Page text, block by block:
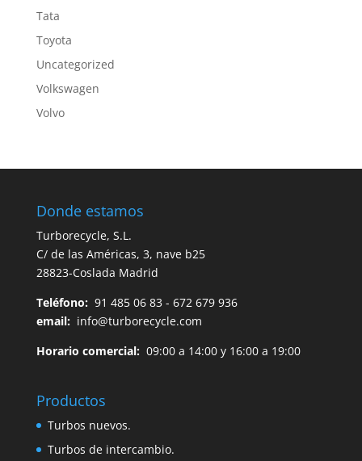
Tata
Toyota
Uncategorized
Volkswagen
Volvo
Donde estamos
Turborecycle, S.L.
C/ de las Américas, 3, nave b25
28823-Coslada Madrid
Teléfono: 91 485 06 83 - 672 679 936
email: info@turborecycle.com
Horario comercial:09:00 a 14:00 y 16:00 a 19:00
Productos
Turbos nuevos.
Turbos de intercambio.